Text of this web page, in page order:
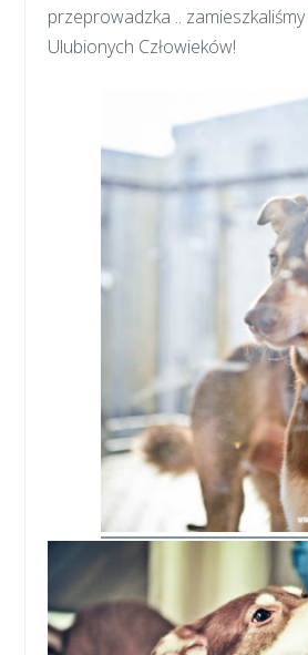
przeprowadzka ..
Ulubionych Człowieków!